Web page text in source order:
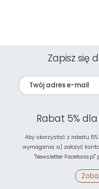
Zapisz się
Rabat 5%
Aby skorzystać z rabatu
wymagania: a) założyć
"Newsletter